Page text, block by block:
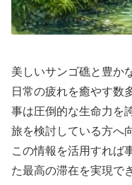
美しいサンゴ礁と豊か
日常の疲れを癒やす数
事は圧倒的な生命力を
旅を検討している方へ
この情報を活用すれば
た最高の滞在を実現で